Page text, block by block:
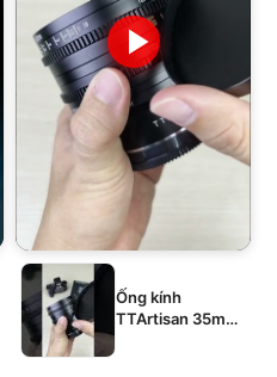
Ống kính
TTArtisan 35mm